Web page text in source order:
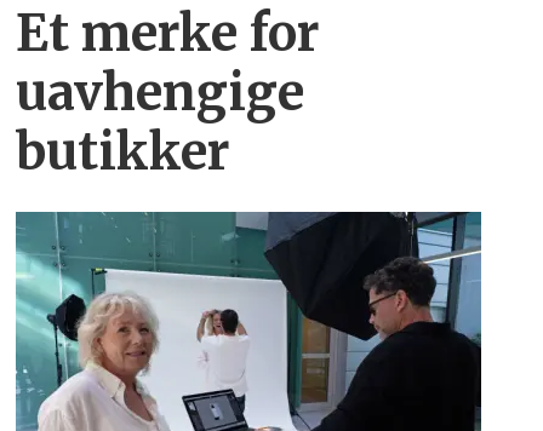
Et merke for
uavhengige
butikker